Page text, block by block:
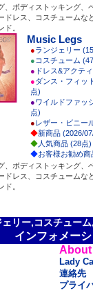
、ボディストッキング、
ドレス、コスチュームな
ド。
Music Legs
●ランジェリー
● コスチューム
● ドレス&アクテ
●ダンス・フィッ
点)
●ワイルドファッ
点)
●レザー・ビニー
◆新商品 (2026/
◆ 人気商品 (28点)
◆お客様お勧め
、ボディストッキング、
ドレス、コスチュームな
ド。
リー,コスチュー
インフォメー
About
Lady
連絡先
プライ